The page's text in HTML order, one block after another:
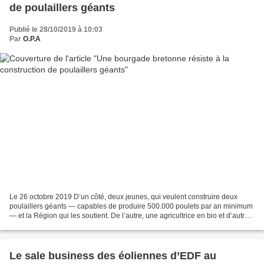
de poulaillers géants
Publié le 28/10/2019 à 10:03
Par O.P.A
Le 26 octobre 2019 D’un côté, deux jeunes, qui veulent construire deux
poulaillers géants — capables de produire 500.000 poulets par an minimum
— et la Région qui les soutient. De l’autre, une agricultrice en bio et d’autres
Le sale business des éoliennes d’EDF au